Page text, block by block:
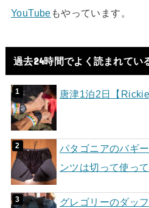
YouTube もやっています。
過去24時間でよく読まれてい
唐津1泊2日【
パタゴニアのバギ
ンツは切って使っ
グレゴリーのダッ